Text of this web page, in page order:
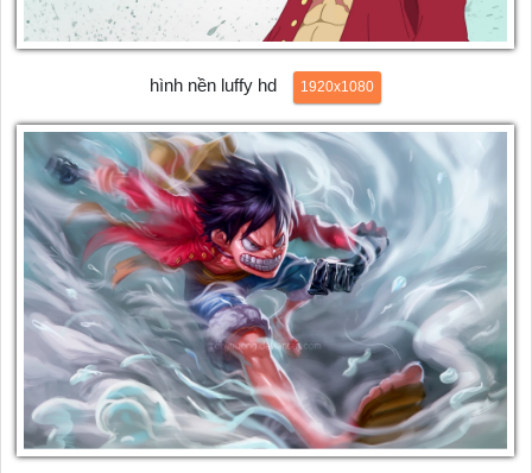
hình nền luffy hd 1920x1080